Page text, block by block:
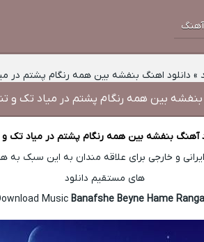
» دانلود اهنگ بنفشه بین همه رنگام پشتم در
بنفشه بین همه رنگام پشتم در میاد تک و
آهنگ بنفشه بین همه رنگام پشتم در میاد تک و
و خارجی برای علاقه مندان به این سبک به
های مستقیم دانلود
Banafshe Beyne Hame